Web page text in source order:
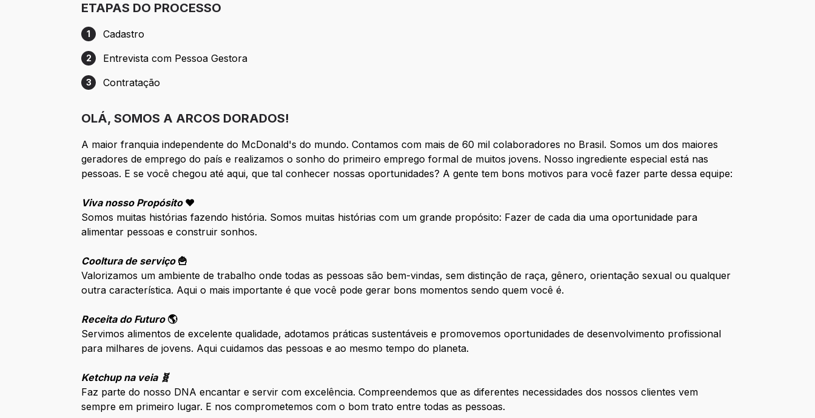
ETAPAS DO PROCESSO
Etapa 1: Cadastro
1 Cadastro
Etapa 2: Entrevista com Pessoa Gestora
2 Entrevista com Pessoa Gestora
Etapa 3: Contratação
3 Contratação
OLÁ, SOMOS A ARCOS DORADOS!
A maior franquia independente do McDonald's do mundo. Contamos com mais de 60 mil colaboradores no Brasil. Somos um dos maiores
geradores de emprego do país e realizamos o sonho do primeiro emprego formal de muitos jovens. Nosso ingrediente especial está nas
pessoas. E se você chegou até aqui, que tal conhecer nossas oportunidades? A gente tem bons motivos para você fazer parte dessa equipe:
Viva nosso Propósito ❤️
Somos muitas histórias fazendo história. Somos muitas histórias com um grande propósito: Fazer de cada dia uma oportunidade para
alimentar pessoas e construir sonhos.
Cooltura de serviço 🍟
Valorizamos um ambiente de trabalho onde todas as pessoas são bem-vindas, sem distinção de raça, gênero, orientação sexual ou qualquer
outra característica. Aqui o mais importante é que você pode gerar bons momentos sendo quem você é.
Receita do Futuro 🌎
Servimos alimentos de excelente qualidade, adotamos práticas sustentáveis e promovemos oportunidades de desenvolvimento profissional
para milhares de jovens. Aqui cuidamos das pessoas e ao mesmo tempo do planeta.
Ketchup na veia 🧬
Faz parte do nosso DNA encantar e servir com excelência. Compreendemos que as diferentes necessidades dos nossos clientes vem
sempre em primeiro lugar. E nos comprometemos com o bom trato entre todas as pessoas.